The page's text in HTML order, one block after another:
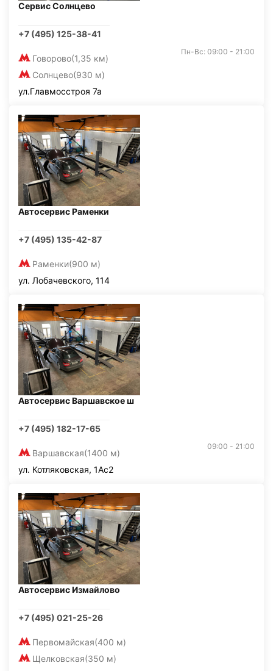
Сервис Солнцево
+7 (495) 125-38-41
Говорово(1,35 км)
Солнцево(930 м)
Пн-Вс: 09:00 - 21:00
ул.Главмосстроя 7а
Автосервис Раменки
+7 (495) 135-42-87
Раменки(900 м)
ул. Лобачевского, 114
Автосервис Варшавское ш
+7 (495) 182-17-65
Варшавская(1400 м)
09:00 - 21:00
ул. Котляковская, 1Ас2
Автосервис Измайлово
+7 (495) 021-25-26
Первомайская(400 м)
Щелковская(350 м)